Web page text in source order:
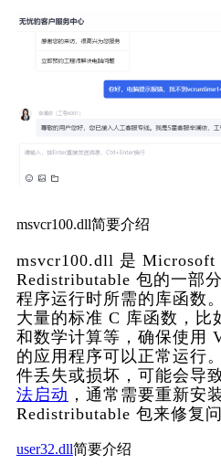
msvcr100.dll简要介绍
msvcr100.dll 是 Microsoft
Redistributable 包的一部
程序运行时所需的库函数
大量的标准 C 库函数，比
和数学计算等，确保使用
的应用程序可以正常运行
件丢失或损坏，可能会导
法启动 ，通常需要重新安
Redistributable 包来修复问
user32.dll简要介绍